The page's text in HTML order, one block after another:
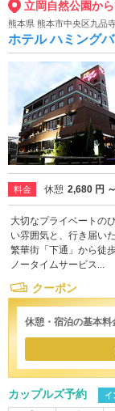
立岡自然公園か
熊本県 熊本市中央区九品
ホテル ハミング
料金 休憩 2,680 円 ～
大切なプライベートの
い雰囲気と、行き届い
繁華街「下通」から徒
ノータイムサービス...
クーポン
休憩・宿泊の基本
カップルズ予約 イ